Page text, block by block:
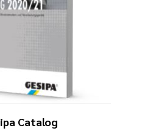
Catalog